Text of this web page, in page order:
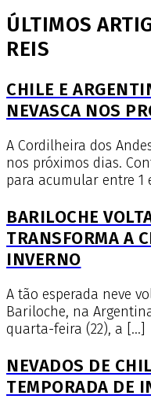
ÚLTIMOS
REIS
CHILE E
NEVASCA NOS
A Cordilheira dos
nos próximos dias.
para acumular entre 1
BARILOCHE
TRANSFORMA A
INVERNO
A tão esperada neve
Bariloche, na
quarta-feira (22), a […]
NEVADOS DE
TEMPORADA DE